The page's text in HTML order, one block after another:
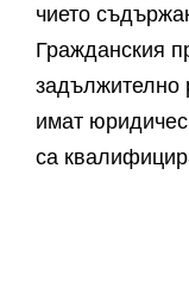
чието
Гражданския
имат
са